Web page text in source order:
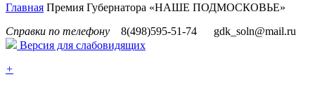
Главная Премия Губернатора «НАШЕ ПОДМОСКОВЬЕ»
Справки по телефону
8(498)595-51-74
gdk_soln@mail.ru
Версия для слабовидящих
+